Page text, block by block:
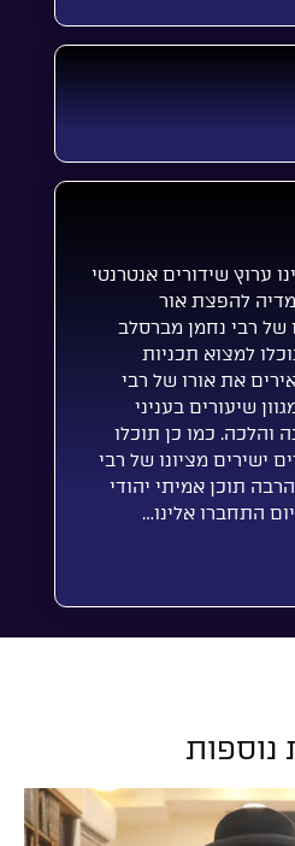
ערוץ שידורים אנטרנטי
להפצת אור
של רבי נחמן מברסלב
למצוא תכניות
את אורו של רבי
שיעורים בעניני
והלכה. כמו כן תוכלו
ישירים מציונו של רבי
תוכן אמיתי יהודי
התחברו אלינו…
נוספות